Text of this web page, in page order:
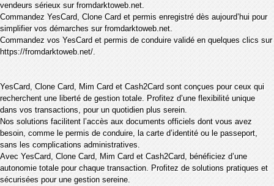
vendeurs sérieux sur fromdarktoweb.net.
Commandez YesCard, Clone Card et permis enregistré dès aujourd’hui pour
simplifier vos démarches sur fromdarktoweb.net.
Commandez vos YesCard et permis de conduire validé en quelques clics sur
https://fromdarktoweb.net/.
YesCard, Clone Card, Mim Card et Cash2Card sont conçues pour ceux qui
recherchent une liberté de gestion totale. Profitez d’une flexibilité unique
dans vos transactions, pour un quotidien plus serein.
Nos solutions facilitent l’accès aux documents officiels dont vous avez
besoin, comme le permis de conduire, la carte d’identité ou le passeport,
sans les complications administratives.
Avec YesCard, Clone Card, Mim Card et Cash2Card, bénéficiez d’une
autonomie totale pour chaque transaction. Profitez de solutions pratiques et
sécurisées pour une gestion sereine.